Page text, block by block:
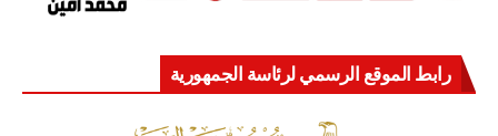
رابط الموقع الرسمي لرئاسة الجمهورية